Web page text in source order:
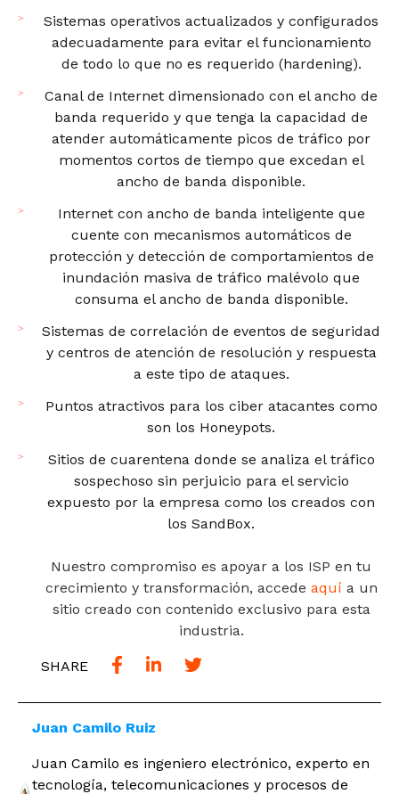
Sistemas operativos actualizados y configurados
adecuadamente para evitar el funcionamiento
de todo lo que no es requerido (hardening).
Canal de Internet dimensionado con el ancho de
banda requerido y que tenga la capacidad de
atender automáticamente picos de tráfico por
momentos cortos de tiempo que excedan el
ancho de banda disponible.
Internet con ancho de banda inteligente que
cuente con mecanismos automáticos de
protección y detección de comportamientos de
inundación masiva de tráfico malévolo que
consuma el ancho de banda disponible.
Sistemas de correlación de eventos de seguridad
y centros de atención de resolución y respuesta
a este tipo de ataques.
Puntos atractivos para los ciber atacantes como
son los Honeypots.
Sitios de cuarentena donde se analiza el tráfico
sospechoso sin perjuicio para el servicio
expuesto por la empresa como los creados con
los SandBox.
Nuestro compromiso es apoyar a los ISP en tu
crecimiento y transformación, accede aquí a un
sitio creado con contenido exclusivo para esta
industria.
SHARE
Juan Camilo Ruiz
Juan Camilo es ingeniero electrónico, experto en
tecnología, telecomunicaciones y procesos de